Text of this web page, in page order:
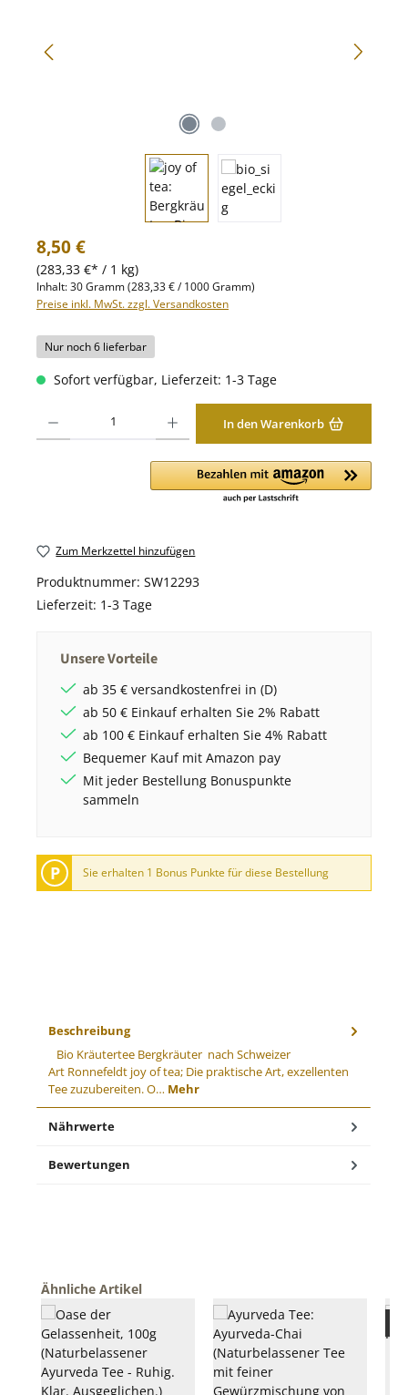
Regulärer Preis:
8,50 €
(283,33 €* / 1 kg)
Inhalt:30 Gramm(283,33 € / 1000 Gramm)
Preise inkl. MwSt. zzgl. Versandkosten
Nur noch 6 lieferbar
Sofort verfügbar, Lieferzeit: 1-3 Tage
In den Warenkorb
Zum Merkzettel hinzufügen
Produktnummer: SW12293
Lieferzeit: 1-3 Tage
Unsere Vorteile
ab 35 € versandkostenfrei in (D)
ab 50 € Einkauf erhalten Sie 2% Rabatt
ab 100 € Einkauf erhalten Sie 4% Rabatt
Bequemer Kauf mit Amazon pay
Mit jeder Bestellung Bonuspunkte
sammeln
P Sie erhalten 1 Bonus Punkte für diese Bestellung
Beschreibung
Bio Kräutertee Bergkräuter nach Schweizer
Art Ronnefeldt joy of tea; Die praktische Art, exzellenten
Tee zuzubereiten. O… Mehr
Nährwerte
Bewertungen
Produktgalerie überspringen
Ähnliche Artikel